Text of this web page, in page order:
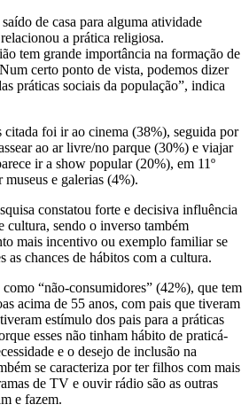
de casa para alguma atividade
a prática religiosa.
tem grande importância na formação de
certo ponto de vista, podemos dizer
práticas sociais da população”, indica
citada foi ir ao cinema (38%), seguida por
ao ar livre/no parque (30%) e viajar
ir a show popular (20%), em 11º
museus e galerias (4%).
constatou forte e decisiva influência
cultura, sendo o inverso também
mais incentivo ou exemplo familiar se
as chances de hábitos com a cultura.
“não-consumidores” (42%), que tem
acima de 55 anos, com pais que tiveram
estímulo dos pais para a práticas
esses não tinham hábito de praticá-
e o desejo de inclusão na
se caracteriza por ter filhos com mais
de TV e ouvir rádio são as outras
e fazem.